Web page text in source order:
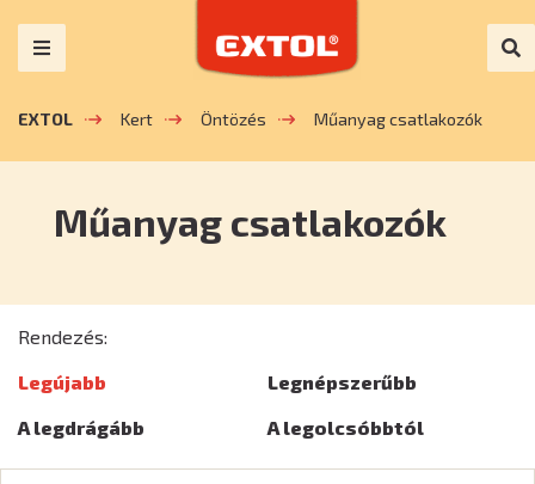
EXTOL Kert Öntözés Műanyag csatlakozók
Műanyag csatlakozók
Rendezés:
Legújabb
Legnépszerűbb
A legdrágább
A legolcsóbbtól